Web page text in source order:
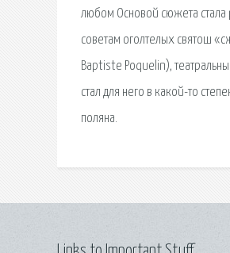
любом Основой сюжета стала
советам оголтелых святош
Baptiste Poquelin),
стал для него в какой-то
поляна.